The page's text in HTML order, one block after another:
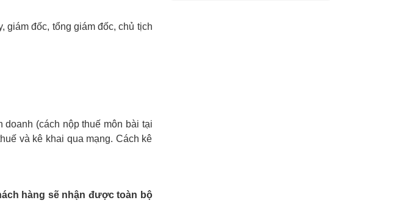
giám đốc, tổng giám đốc, chủ tịch
(cách nộp thuế môn bài tại
và kê khai qua mạng. Cách kê
hàng sẽ nhận được toàn bộ